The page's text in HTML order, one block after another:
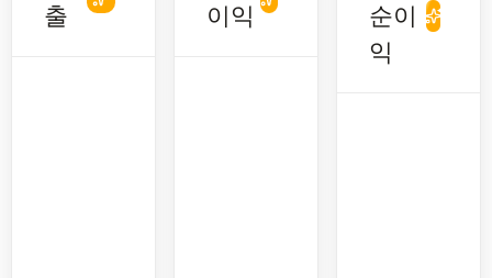
출
이익
순이
익